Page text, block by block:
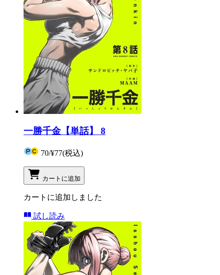
一勝千金【単話】 8
70/¥77(税込)
カートに追加
カートに追加しました
試し読み